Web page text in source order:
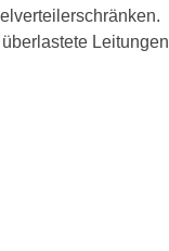
Leitungen